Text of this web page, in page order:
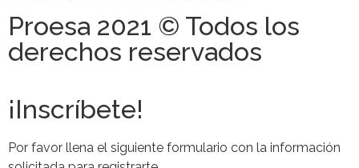
Proesa 2021 © Todos los
derechos reservados
¡Inscríbete!
Por favor llena el siguiente formulario con la información